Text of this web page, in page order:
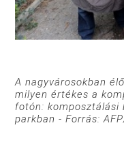
A nagyvárosokban
milyen értékes a
fotón: komposztálási
parkban - Forrás: